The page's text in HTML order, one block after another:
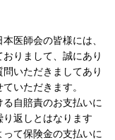
医師会の皆様には、
りまして、誠にあり
いただきましてあり
いただきます。
自賠責のお支払いに
返しとはなります
て保険金の支払いに